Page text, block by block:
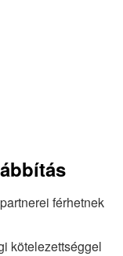
férhetnek
kötelezettséggel